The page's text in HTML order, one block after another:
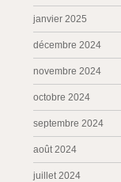
janvier 2025
décembre 2024
novembre 2024
octobre 2024
septembre 2024
août 2024
juillet 2024